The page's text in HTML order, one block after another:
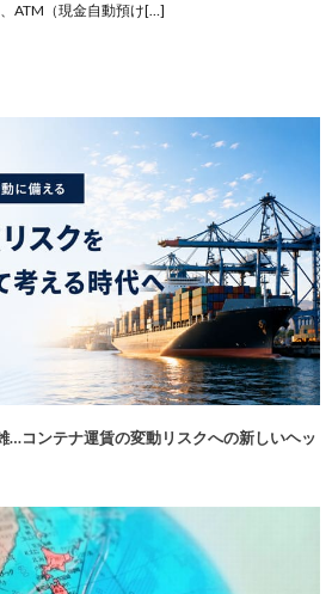
ATM（現金自動預け[…]
…コンテナ運賃の変動リスクへの新しいヘッ